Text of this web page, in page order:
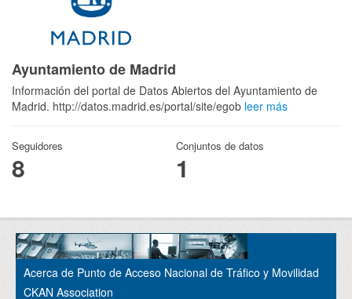
Ayuntamiento de Madrid
Información del portal de Datos Abiertos del Ayuntamiento de
Madrid. http://datos.madrid.es/portal/site/egob leer más
Seguidores
8
Conjuntos de datos
1
Acerca de Punto de Acceso Nacional de Tráfico y Movilidad
CKAN Association